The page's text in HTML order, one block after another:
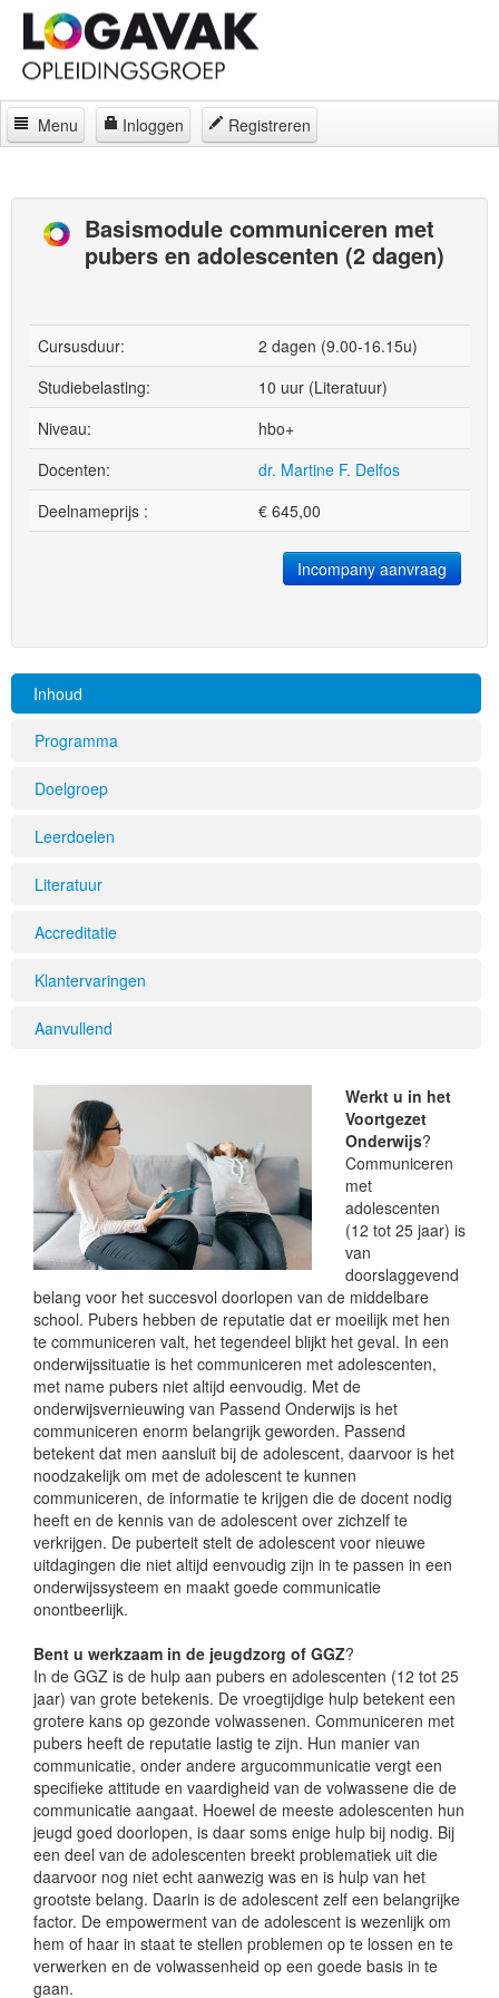
Menu Inloggen
Registreren
Curatorium
Locaties
Contact
Over
Basismodule communiceren met
pubers en adolescenten (2 dagen)
Cursusduur:
2 dagen (9.00-16.15u)
Studiebelasting:
10 uur (Literatuur)
Niveau:
hbo+
Docenten:
dr. Martine F. Delfos
Deelnameprijs :
€ 645,00
Incompany aanvraag
Inhoud
Programma
Doelgroep
Leerdoelen
Literatuur
Accreditatie
Klantervaringen
Aanvullend
Werkt u in het
Voortgezet
Onderwijs?
Communiceren
met
adolescenten
(12 tot 25 jaar) is
van
doorslaggevend
belang voor het succesvol doorlopen van de middelbare
school. Pubers hebben de reputatie dat er moeilijk met hen
te communiceren valt, het tegendeel blijkt het geval. In een
onderwijssituatie is het communiceren met adolescenten,
met name pubers niet altijd eenvoudig. Met de
onderwijsvernieuwing van Passend Onderwijs is het
communiceren enorm belangrijk geworden. Passend
betekent dat men aansluit bij de adolescent, daarvoor is het
noodzakelijk om met de adolescent te kunnen
communiceren, de informatie te krijgen die de docent nodig
heeft en de kennis van de adolescent over zichzelf te
verkrijgen. De puberteit stelt de adolescent voor nieuwe
uitdagingen die niet altijd eenvoudig zijn in te passen in een
onderwijssysteem en maakt goede communicatie
onontbeerlijk.
Bent u werkzaam in de jeugdzorg of GGZ?
In de GGZ is de hulp aan pubers en adolescenten (12 tot 25
jaar) van grote betekenis. De vroegtijdige hulp betekent een
grotere kans op gezonde volwassenen. Communiceren met
pubers heeft de reputatie lastig te zijn. Hun manier van
communicatie, onder andere argucommunicatie vergt een
specifieke attitude en vaardigheid van de volwassene die de
communicatie aangaat. Hoewel de meeste adolescenten hun
jeugd goed doorlopen, is daar soms enige hulp bij nodig. Bij
een deel van de adolescenten breekt problematiek uit die
daarvoor nog niet echt aanwezig was en is hulp van het
grootste belang. Daarin is de adolescent zelf een belangrijke
factor. De empowerment van de adolescent is wezenlijk om
hem of haar in staat te stellen problemen op te lossen en te
verwerken en de volwassenheid op een goede basis in te
gaan.